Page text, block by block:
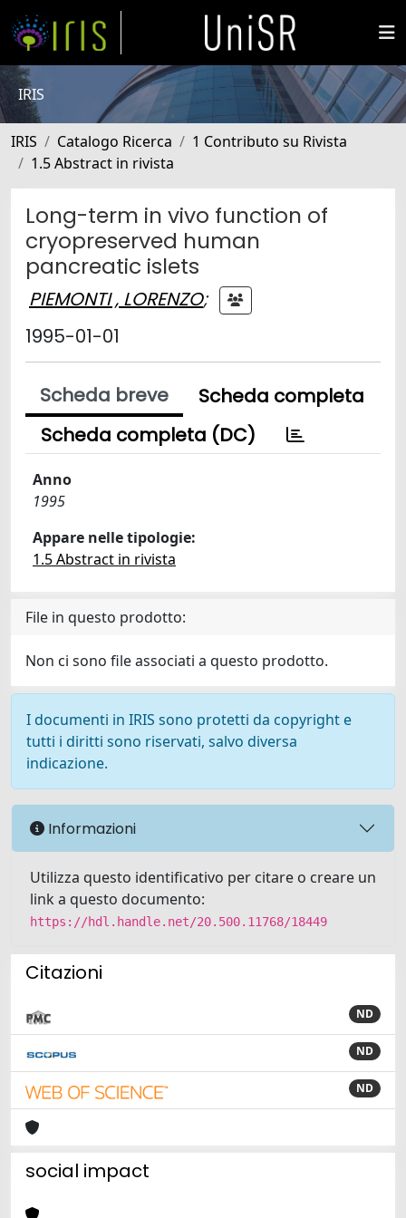
IRIS
IRIS Catalogo Ricerca
1 Contributo su Rivista
1.5 Abstract in rivista
Long-term in vivo function of
cryopreserved human
pancreatic islets
PIEMONTI , LORENZO;
1995-01-01
Scheda breve
Scheda completa
Scheda completa (DC)
Anno
1995
Appare nelle tipologie:
1.5 Abstract in rivista
File in questo prodotto:
Non ci sono file associati a questo prodotto.
I documenti in IRIS sono protetti da copyright e
tutti i diritti sono riservati, salvo diversa
indicazione.
Informazioni
Utilizza questo identificativo per citare o creare un
link a questo documento:
https://hdl.handle.net/20.500.11768/18449
Citazioni
ND
ND
ND
social impact